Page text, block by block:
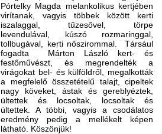
Pórtelky Magda melankolikus kertjében
virítanak, vagyis többek között kerti
iszalaggal, tűzesővel, törpe
levendulával, kúszó rozmaringgal,
tollbugával, kerti nőszirommal. Társául
fogadta Márton László kert- és
festőművészt, és megrendelték a
virágokat bel- és külföldről, megalkották
a megfelelő összetételű talajt, cipeltek
nagy köveket, ástak és gereblyéztek,
ültettek és locsoltak, locsoltak és
ültettek. A többi, vagyis a csodálatos
eredmény pedig a mellékelt képen
látható. Köszönjük!